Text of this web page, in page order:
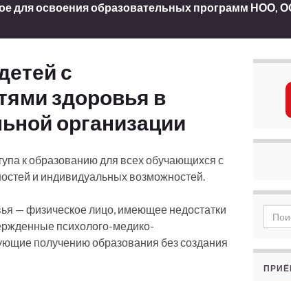
для освоения образовательных программ
с
здоровья в
организации
к образованию для всех обучающихся с
и индивидуальных возможностей.
— физическое лицо, имеющее недостатки
психолого-медико-
получению образования без создания